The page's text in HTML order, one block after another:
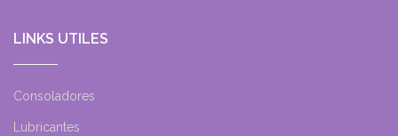
LINKS UTILES
Consoladores
Lubricantes